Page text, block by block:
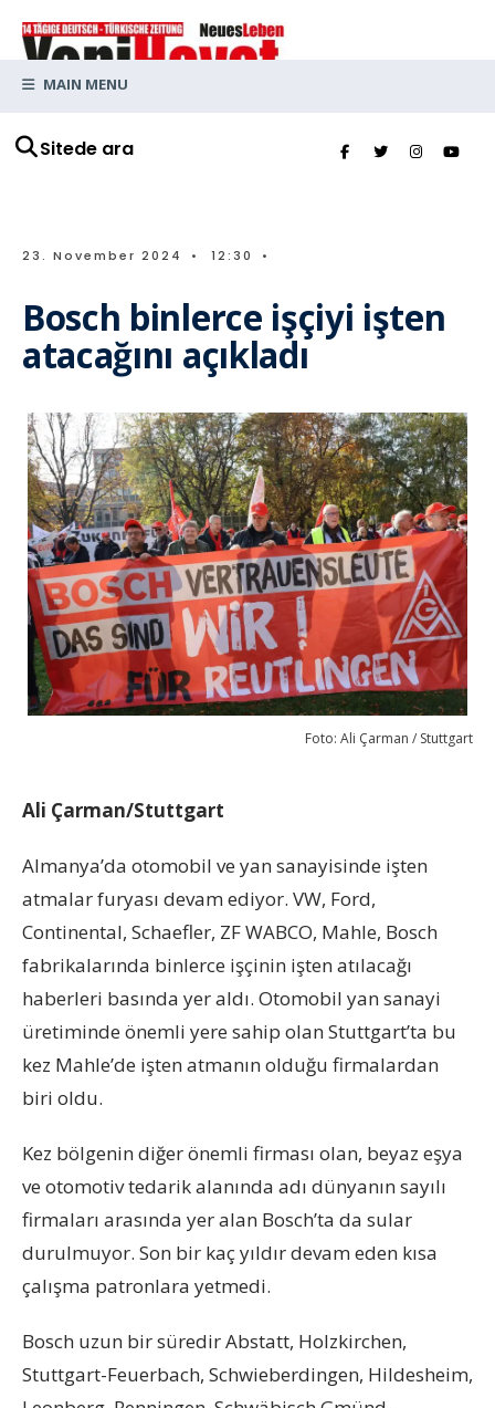
Sitede ara
MAIN MENU
23. November 2024 • 12:30 •
Bosch binlerce işçiyi işten
atacağını açıkladı
Foto: Ali Çarman / Stuttgart
Ali Çarman/Stuttgart
Almanya’da otomobil ve yan sanayisinde işten
atmalar furyası devam ediyor. VW, Ford,
Continental, Schaefler, ZF WABCO, Mahle, Bosch
fabrikalarında binlerce işçinin işten atılacağı
haberleri basında yer aldı. Otomobil yan sanayi
üretiminde önemli yere sahip olanStuttgart’ta bu
kez Mahle’de işten atmanınolduğu firmalardan
biri oldu.
Kez bölgenin diğer önemli firması olan, beyaz eşya
ve otomotiv tedarikalanında adı dünyanın sayılı
firmaları arasında yer alan Bosch’ta da sular
durulmuyor. Son bir kaç yıldır devam eden kısa
çalışma patronlara yetmedi.
Bosch uzun bir süredir Abstatt, Holzkirchen,
Stuttgart-Feuerbach, Schwieberdingen, Hildesheim,